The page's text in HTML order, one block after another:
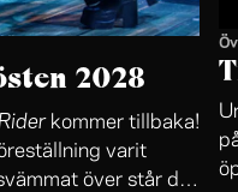
2028
kommer tillbaka!
varit
över står det